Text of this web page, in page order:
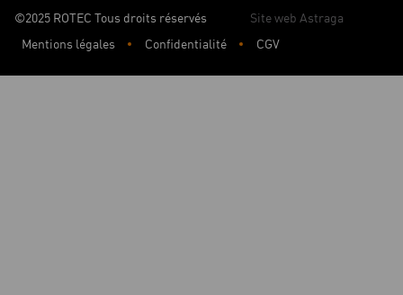
©2025 ROTEC Tous droits réservés
Site web Astraga
Mentions légales
Confidentialité CGV